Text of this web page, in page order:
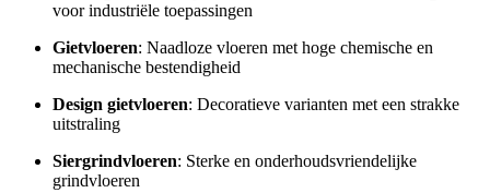
voor industriële toepassingen
Gietvloeren: Naadloze vloeren met hoge chemische en
mechanische bestendigheid
Design gietvloeren: Decoratieve varianten met een strakke
uitstraling
Siergrindvloeren: Sterke en onderhoudsvriendelijke
grindvloeren